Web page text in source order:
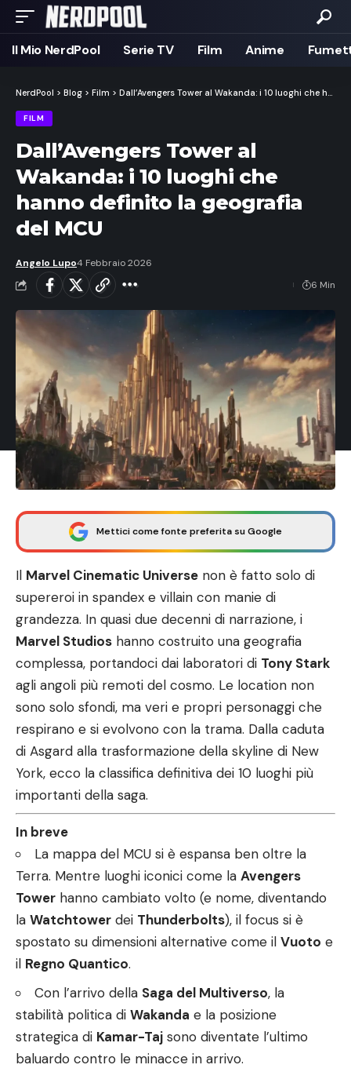
Il Mio NerdPool Serie TV Film Anime
NerdPool > Blog > Film > Dall’Avengers Tower al Wakanda: i 10 luoghi che hanno definito la geografia del MCU
FILM
Dall’Avengers Tower al
Wakanda: i 10 luoghi che
hanno definito la geografia
del MCU
Angelo Lupo4 Febbraio 2026
6 Min
Mettici come fonte preferita su Google
Il Marvel Cinematic Universe non è fatto solo di
supereroi in spandex e villain con manie di
grandezza. In quasi due decenni di narrazione, i
Marvel Studios hanno costruito una geografia
complessa, portandoci dai laboratori di Tony Stark
agli angoli più remoti del cosmo. Le location non
sono solo sfondi, ma veri e propri personaggi che
respirano e si evolvono con la trama. Dalla caduta
di Asgard alla trasformazione della skyline di New
York, ecco la classifica definitiva dei 10 luoghi più
importanti della saga.
In breve
La mappa del MCU si è espansa ben oltre la
Terra. Mentre luoghi iconici come la Avengers
Tower hanno cambiato volto (e nome, diventando
la Watchtower dei Thunderbolts), il focus si è
spostato su dimensioni alternative come il Vuoto e
il Regno Quantico.
Con l’arrivo della Saga del Multiverso, la
stabilità politica di Wakanda e la posizione
strategica di Kamar-Taj sono diventate l’ultimo
baluardo contro le minacce in arrivo.